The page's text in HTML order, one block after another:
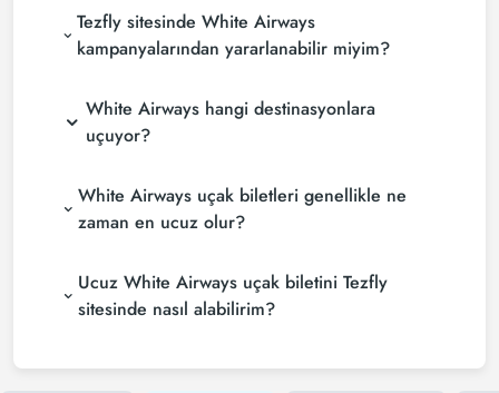
Tezfly sitesinde White Airways
kampanyalarından yararlanabilir miyim?
White Airways hangi destinasyonlara
uçuyor?
White Airways uçak biletleri genellikle ne
zaman en ucuz olur?
Ucuz White Airways uçak biletini Tezfly
sitesinde nasıl alabilirim?